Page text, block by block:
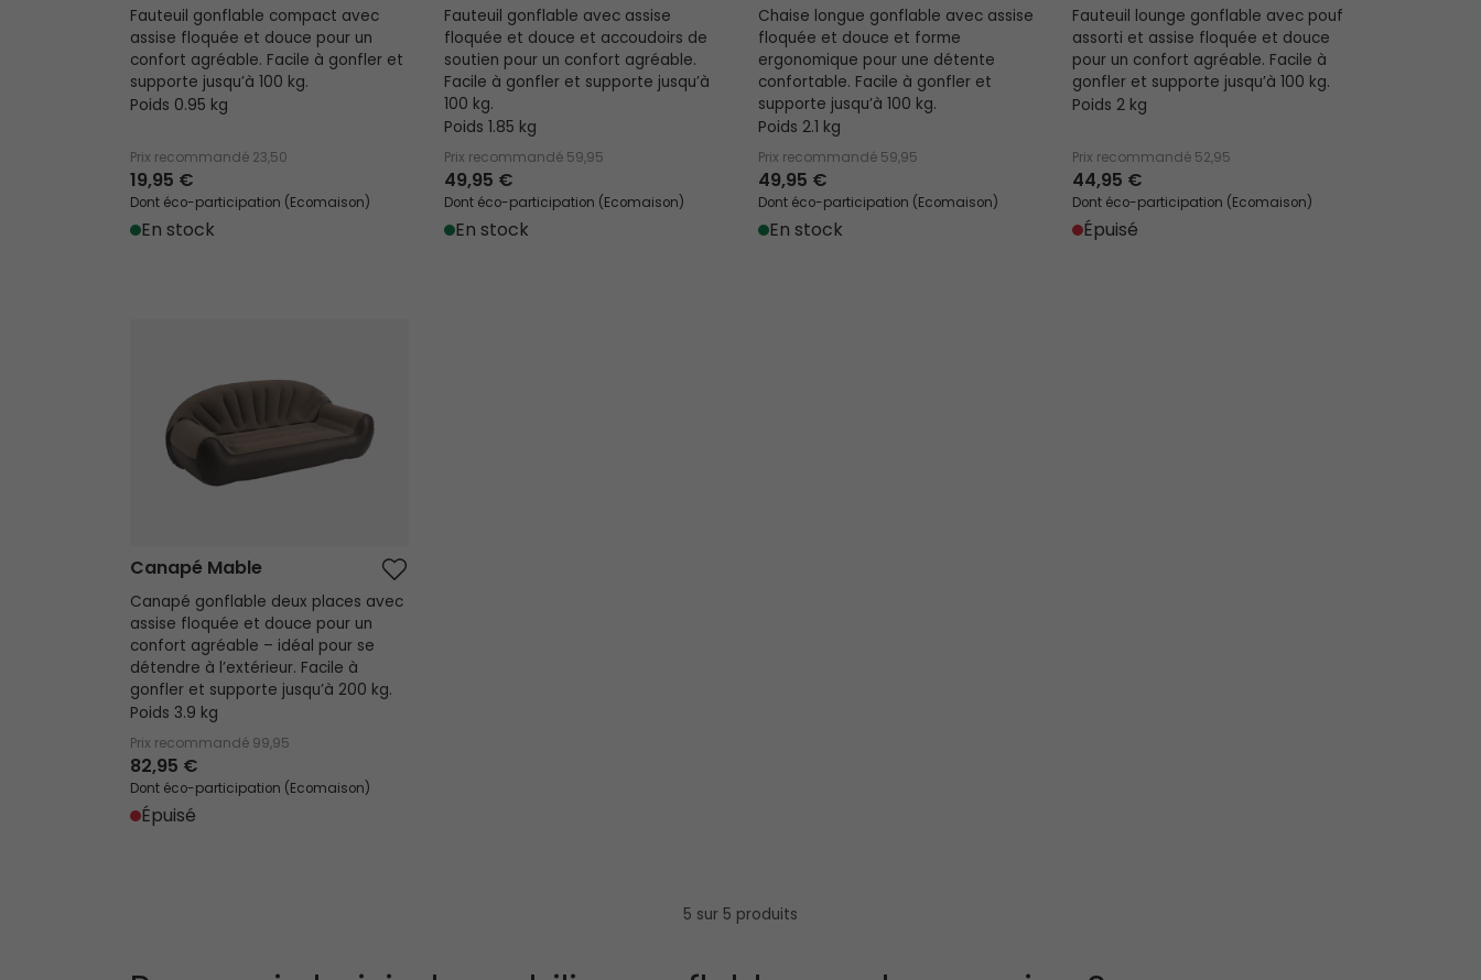
Fauteuil gonflable compact avec
assise floquée et douce pour un
confort agréable. Facile à gonfler et
supporte jusqu’à 100 kg.
Poids 0.95 kg
Prix recommandé 23,50
19,95 €
Dont éco-participation (Ecomaison)
En stock
Fauteuil gonflable avec assise
floquée et douce et accoudoirs de
soutien pour un confort agréable.
Facile à gonfler et supporte jusqu’à
100 kg.
Poids 1.85 kg
Prix recommandé 59,95
49,95 €
Dont éco-participation (Ecomaison)
En stock
Chaise longue gonflable avec assise
floquée et douce et forme
ergonomique pour une détente
confortable. Facile à gonfler et
supporte jusqu’à 100 kg.
Poids 2.1 kg
Prix recommandé 59,95
49,95 €
Dont éco-participation (Ecomaison)
En stock
Fauteuil lounge gonflable avec pouf
assorti et assise floquée et douce
pour un confort agréable. Facile à
gonfler et supporte jusqu’à 100 kg.
Poids 2 kg
Prix recommandé 52,95
44,95 €
Dont éco-participation (Ecomaison)
Épuisé
Canapé Mable
Canapé gonflable deux places avec
assise floquée et douce pour un
confort agréable – idéal pour se
détendre à l’extérieur. Facile à
gonfler et supporte jusqu’à 200 kg.
Poids 3.9 kg
Prix recommandé 99,95
82,95 €
Dont éco-participation (Ecomaison)
Épuisé
5 sur 5 produits